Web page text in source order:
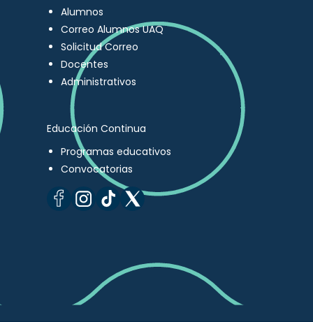
Alumnos
Correo Alumnos UAQ
Solicitud Correo
Docentes
Administrativos
Educación Continua
Programas educativos
Convocatorias